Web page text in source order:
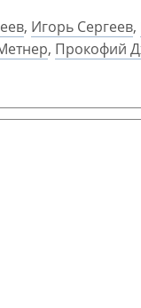
, Игорь Сергеев,
, Прокофий